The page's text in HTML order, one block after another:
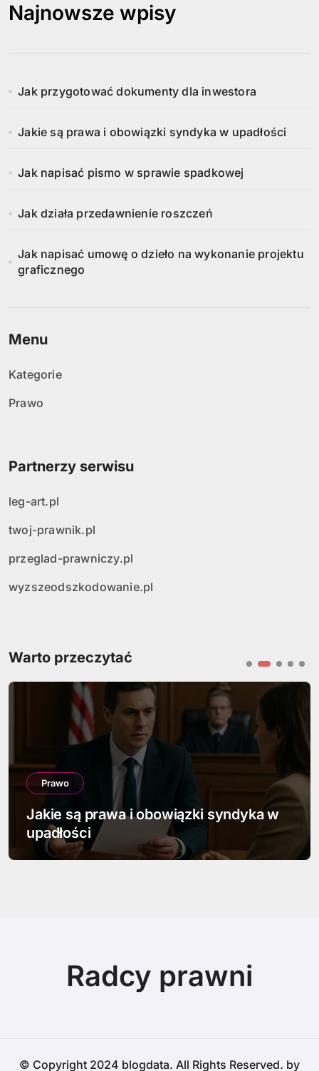
Najnowsze wpisy
Jak przygotować dokumenty dla inwestora
Jakie są prawa i obowiązki syndyka w upadłości
Jak napisać pismo w sprawie spadkowej
Jak działa przedawnienie roszczeń
Jak napisać umowę o dzieło na wykonanie projektu
graficznego
Menu
Kategorie
Prawo
Partnerzy serwisu
leg-art.pl
twoj-prawnik.pl
przeglad-prawniczy.pl
wyzszeodszkodowanie.pl
Warto przeczytać
Prawo
Jakie są prawa i obowiązki syndyka w
upadłości
Radcy prawni
© Copyright 2024 blogdata. All Rights Reserved. by